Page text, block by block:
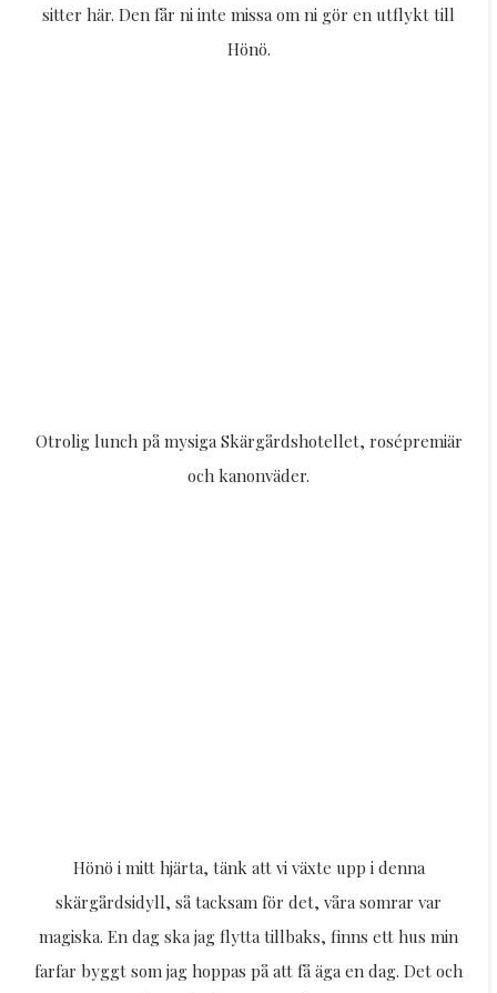
sitter här. Den får ni inte missa om ni gör en utflykt till
Hönö.
Otrolig lunch på mysiga Skärgårdshotellet, rosépremiär
och kanonväder.
Hönö i mitt hjärta, tänk att vi växte upp i denna
skärgårdsidyll, så tacksam för det, våra somrar var
magiska. En dag ska jag flytta tillbaks, finns ett hus min
farfar byggt som jag hoppas på att få äga en dag. Det och